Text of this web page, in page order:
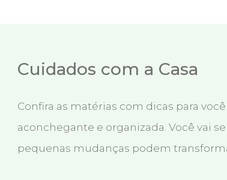
Cuidados com a Casa
Confira as matérias com dicas para
aconchegante e organizada. Você vai
pequenas mudanças podem